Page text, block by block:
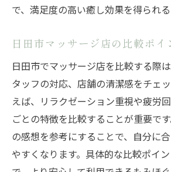
で、満足度の高い癒し効果を得られる
日田市マッサージ店の比較ポイ
日田市でマッサージ店を比較する際
タッフの対応、店舗の清潔感をチェ
えば、リラクゼーション重視や疲労
ごとの特徴を比較することが重要で
の感想を参考にすることで、自分に
やすくなります。具体的な比較ポイ